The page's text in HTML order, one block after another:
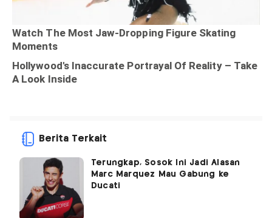
Berita Terkait
Terungkap, Sosok Ini Jadi Alasan
Marc Marquez Mau Gabung ke
Ducati